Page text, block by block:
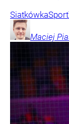
SiatkówkaSport
Maciej